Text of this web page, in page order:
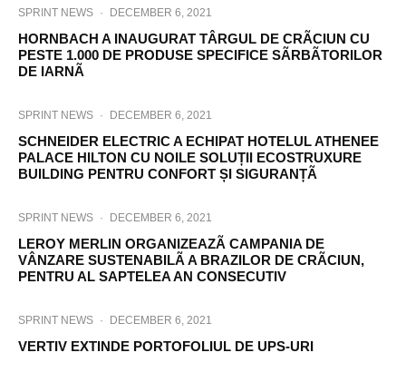
SPRINT NEWS · DECEMBER 6, 2021
HORNBACH A INAUGURAT TÂRGUL DE CRÃCIUN CU
PESTE 1.000 DE PRODUSE SPECIFICE SÃRBÃTORILOR
DE IARNÃ
SPRINT NEWS · DECEMBER 6, 2021
SCHNEIDER ELECTRIC A ECHIPAT HOTELUL ATHENEE
PALACE HILTON CU NOILE SOLUȚII ECOSTRUXURE
BUILDING PENTRU CONFORT ȘI SIGURANȚÃ
SPRINT NEWS · DECEMBER 6, 2021
LEROY MERLIN ORGANIZEAZÃ CAMPANIA DE
VÂNZARE SUSTENABILÃ A BRAZILOR DE CRÃCIUN,
PENTRU AL SAPTELEA AN CONSECUTIV
SPRINT NEWS · DECEMBER 6, 2021
VERTIV EXTINDE PORTOFOLIUL DE UPS-URI